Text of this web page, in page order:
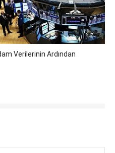
Verilerinin Ardından